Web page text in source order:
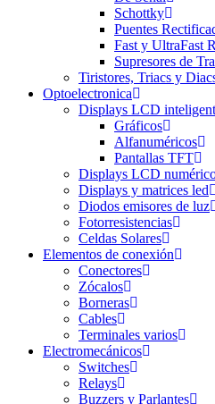
Schottky
Puentes
Fast y UltraFast
Supresores de
Tiristores, Triacs y
Optoelectronica
Displays LCD
Gráficos
Alfanuméricos
Pantallas TFT
Displays LCD
Displays y matrices led
Diodos emisores de luz
Fotorresistencias
Celdas Solares
Elementos de conexión
Conectores
Zócalos
Borneras
Cables
Terminales varios
Electromecánicos
Switches
Relays
Buzzers y Parlantes